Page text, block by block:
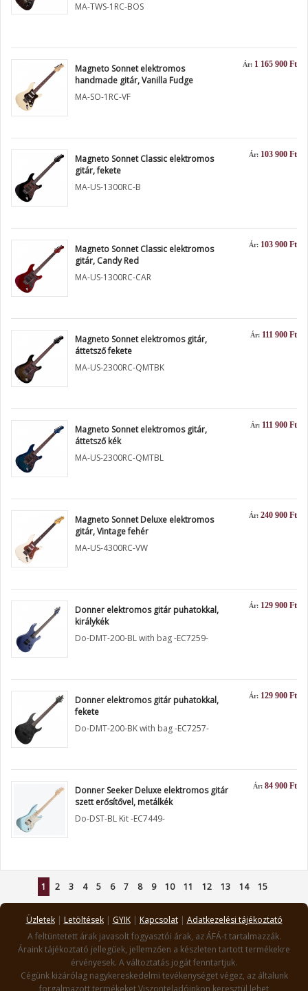
MA-TWS-1RC-BOS
Ár: 1 165 900 Ft
Magneto Sonnet elektromos
handmade gitár, Vanilla Fudge
MA-SO-1RC-VF
Ár: 103 900 Ft
Magneto Sonnet Classic elektromos
gitár, fekete
MA-US-1300RC-B
Ár: 103 900 Ft
Magneto Sonnet Classic elektromos
gitár, Candy Red
MA-US-1300RC-CAR
Ár: 111 900 Ft
Magneto Sonnet elektromos gitár,
áttetsző fekete
MA-US-2300RC-QMTBK
Ár: 111 900 Ft
Magneto Sonnet elektromos gitár,
áttetsző kék
MA-US-2300RC-QMTBL
Ár: 240 900 Ft
Magneto Sonnet Deluxe elektromos
gitár, Vintage fehér
MA-US-4300RC-VW
Ár: 129 900 Ft
Donner elektromos gitár puhatokkal,
királykék
Do-DMT-200-BL with bag -EC7259-
Ár: 129 900 Ft
Donner elektromos gitár puhatokkal,
fekete
Do-DMT-200-BK with bag -EC7257-
Ár: 84 900 Ft
Donner Seeker Deluxe elektromos gitár
szett erősítővel, metálkék
Do-DST-BL Kit -EC7449-
1 2 3 4 5 6 7 8 9 10 11 12 13 14 15
Üzletek| Letöltések| GYIK| Kapcsolat| Adatkezelési tájékoztató
A feltüntetett árak javasolt fogyasztói árak, az ÁFÁ-t tartalmazzák.
Áraink tájékoztató jellegűek, jellemzően a készleten tartott termékekre
érvényesek. A változtatás jogát fenntartjuk.
Cégünk kizárólag nagykereskedelmi tevékenységet végez, az általunk
forgalmazott termékeket Viszonteladóinkon keresztül lehet